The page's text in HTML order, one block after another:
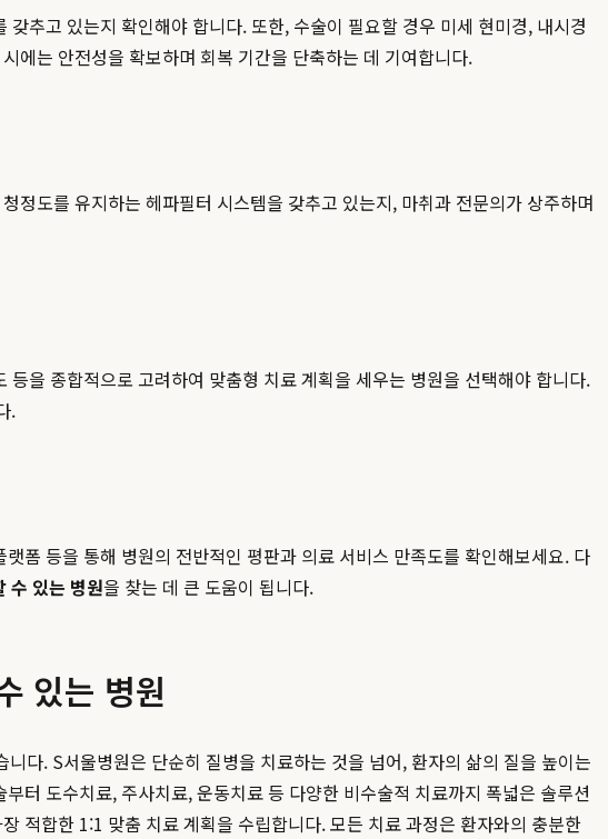
추고 있는지 확인해야 합니다. 또한, 수술이 필요할 경우 미세 현미경, 내시경
에는 안전성을 확보하며 회복 기간을 단축하는 데 기여합니다.
정도를 유지하는 헤파필터 시스템을 갖추고 있는지, 마취과 전문의가 상주하며
을 종합적으로 고려하여 맞춤형 치료 계획을 세우는 병원을 선택해야 합니다.
.
폼 등을 통해 병원의 전반적인 평판과 의료 서비스 만족도를 확인해보세요. 다
수 있는 병원을 찾는 데 큰 도움이 됩니다.
있는 병원
다. S서울병원은 단순히 질병을 치료하는 것을 넘어, 환자의 삶의 질을 높이는
터 도수치료, 주사치료, 운동치료 등 다양한 비수술적 치료까지 폭넓은 솔루션
적합한 1:1 맞춤 치료 계획을 수립합니다. 모든 치료 과정은 환자와의 충분한